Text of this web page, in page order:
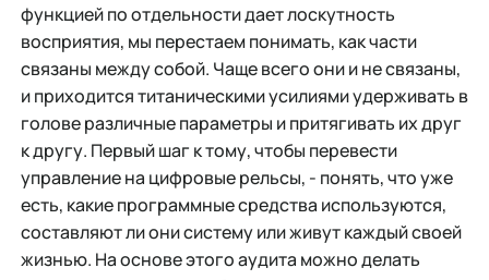
функцией по отдельности дает лоскутность
восприятия, мы перестаем понимать, как части
связаны между собой. Чаще всего они и не связаны,
и приходится титаническими усилиями удерживать в
голове различные параметры и притягивать их друг
к другу. Первый шаг к тому, чтобы перевести
управление на цифровые рельсы, - понять, что уже
есть, какие программные средства используются,
составляют ли они систему или живут каждый своей
жизнью. На основе этого аудита можно делать